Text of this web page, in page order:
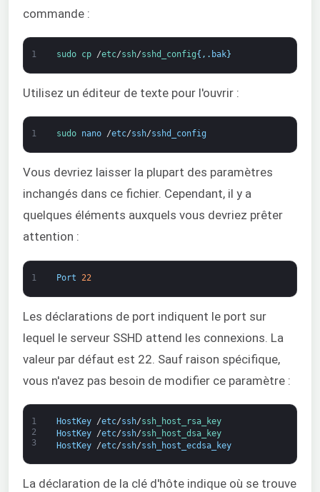
commande :
1 sudo cp /etc/ssh/sshd_config{ , . bak}
Utilisez un éditeur de texte pour l'ouvrir :
1 sudo nano /etc/ssh/sshd_config
Vous devriez laisser la plupart des paramètres
inchangés dans ce fichier. Cependant, il y a
quelques éléments auxquels vous devriez prêter
attention :
1 Port 22
Les déclarations de port indiquent le port sur
lequel le serveur SSHD attend les connexions. La
valeur par défaut est 22. Sauf raison spécifique,
vous n'avez pas besoin de modifier ce paramètre :
1
2
3
HostKey /etc/ssh/ssh_host_rsa_key
HostKey
/etc/ssh/ssh_host_dsa_key
HostKey
/etc/ssh/ssh_host_ecdsa_key
La déclaration de la clé d'hôte indique où se trouve